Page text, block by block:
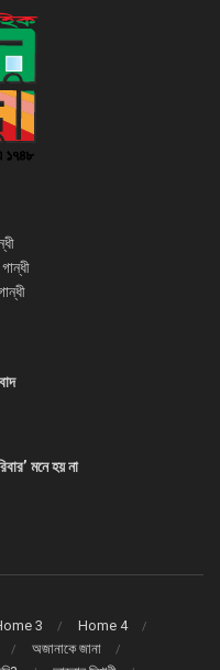
মনে হয় না
3
Home 4
অজানাকে জানা